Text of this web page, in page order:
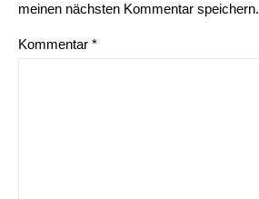
meinen nächsten Kommentar speichern.
Kommentar *